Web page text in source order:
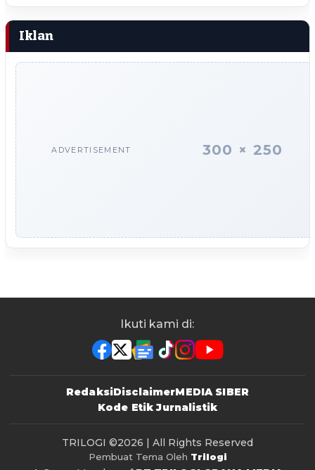
Iklan
ADVERTISEMENT 300 × 250
Ikuti kami di:
RedaksiDisclaimerMEDIA SIBER
Kode Etik Jurnalistik
TRILOGI ©2026 | All Rights Reserved
Pembuat Tema Oleh Trilogi